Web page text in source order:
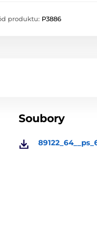
produktu: P3886
Soubory